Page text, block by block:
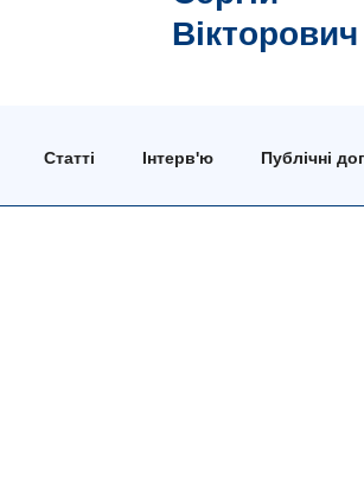
Вікторович
Статті Інтерв'ю Публічні